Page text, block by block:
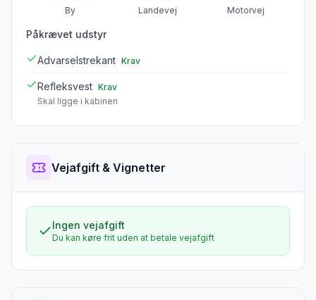
By Landevej Motorvej
Påkrævet udstyr
Advarselstrekant Krav
Refleksvest Krav
Skal ligge i kabinen
Vejafgift & Vignetter
Ingen vejafgift
Du kan køre frit uden at betale vejafgift